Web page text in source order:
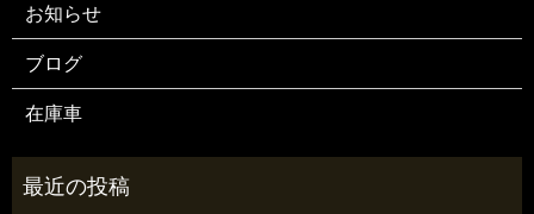
お知らせ
ブログ
在庫車